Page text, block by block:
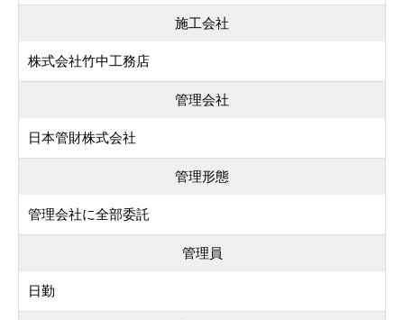
施工会社
株式会社竹中工務店
管理会社
日本管財株式会社
管理形態
管理会社に全部委託
管理員
日勤